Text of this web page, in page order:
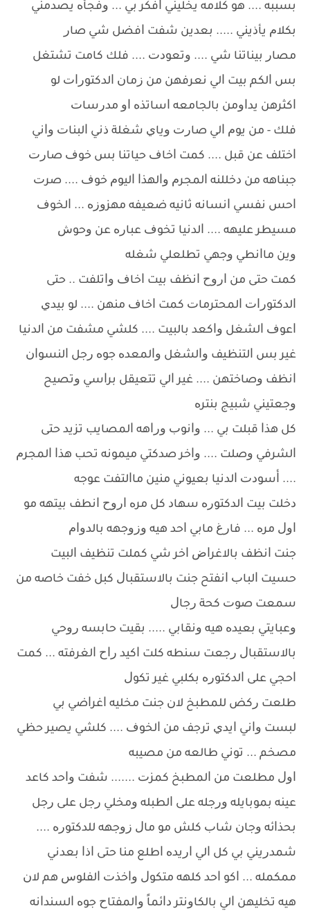
ﺑﺴﺒﺒﻪ .... ﻫﻮ ﻛﻼﻣﻪ ﻳﺨﻠﻴﻨﻲ ﺍﻓﻜﺮ ﺑﻲ ... ﻭﻓﺠﺄﻩ ﻳﺼﺪﻣﻨﻲ
ﺑﻜﻼﻡ ﻳﺄﺫﻳﻨﻲ ..... ﺑﻌﺪﻳﻦ ﺷﻔﺖ ﺍﻓﻀﻞ ﺷﻲ ﺻﺎﺭ
ﻣﺼﺎﺭ ﺑﻴﻨﺎﺗﻨﺎ ﺷﻲ .... ﻭﺗﻌﻮﺩﺕ .... ﻓﻠﻚ ﻛﺎﻣﺖ ﺗﺸﺘﻐﻞ
ﺑﺲ ﺍﻟﻜﻢ ﺑﻴﺖ ﺍﻟﻲ ﻧﻌﺮﻓﻬﻦ ﻣﻦ ﺯﻣﺎﻥ ﺍﻟﺪﻛﺘﻮﺭﺍﺕ ﻟﻮ
ﺍﻛﺜﺮﻫﻦ ﻳﺪﺍﻭﻣﻦ ﺑﺎﻟﺠﺎﻣﻌﻪ ﺍﺳﺎﺗﺬﻩ ﺍﻭ ﻣﺪﺭﺳﺎﺕ
ﻓﻠﻚ - ﻣﻦ ﻳﻮﻡ ﺍﻟﻲ ﺻﺎﺭﺕ ﻭﻳﺎﻱ ﺷﻐﻠﺔ ﺫﻧﻲ ﺍﻟﺒﻨﺎﺕ ﻭﺍﻧﻲ
ﺍﺧﺘﻠﻒ ﻋﻦ ﻗﺒﻞ .... ﻛﻤﺖ ﺍﺧﺎﻑ ﺣﻴﺎﺗﻨﺎ ﺑﺲ ﺧﻮﻑ ﺻﺎﺭﺕ
ﺟﺒﻨﺎﻫﻪ ﻣﻦ ﺩﺧﻠﻠﻨﻪ ﺍﻟﻤﺠﺮﻡ ﻭﺍﻟﻬﺬﺍ ﺍﻟﻴﻮﻡ ﺧﻮﻑ .... ﺻﺮﺕ
ﺍﺣﺲ ﻧﻔﺴﻲ ﺍﻧﺴﺎﻧﻪ ﺛﺎﻧﻴﻪ ﺿﻌﻴﻔﻪ ﻣﻬﺰﻭﺯﻩ ... ﺍﻟﺨﻮﻑ
ﻣﺴﻴﻄﺮ ﻋﻠﻴﻬﻪ .... ﺍﻟﺪﻧﻴﺎ ﺗﺨﻮﻑ ﻋﺒﺎﺭﻩ ﻋﻦ ﻭﺣﻮﺵ
ﻭﻳﻦ ﻣﺎﺍﻧﻄﻲ ﻭﺟﻬﻲ ﺗﻄﻠﻌﻠﻲ ﺷﻐﻠﻪ
ﻛﻤﺖ ﺣﺘﻰ ﻣﻦ ﺍﺭﻭﺡ ﺍﻧﻈﻒ ﺑﻴﺖ ﺍﺧﺎﻑ ﻭﺍﺗﻠﻔﺖ .. ﺣﺘﻰ
ﺍﻟﺪﻛﺘﻮﺭﺍﺕ ﺍﻟﻤﺤﺘﺮﻣﺎﺕ ﻛﻤﺖ ﺍﺧﺎﻑ ﻣﻨﻬﻦ .... ﻟﻮ ﺑﻴﺪﻱ
ﺍﻋﻮﻑ ﺍﻟﺸﻐﻞ ﻭﺍﻛﻌﺪ ﺑﺎﻟﺒﻴﺖ .... ﻛﻠﺸﻲ ﻣﺸﻔﺖ ﻣﻦ ﺍﻟﺪﻧﻴﺎ
ﻏﻴﺮ ﺑﺲ ﺍﻟﺘﻨﻈﻴﻒ ﻭﺍﻟﺸﻐﻞ ﻭﺍﻟﻤﻌﺪﻩ ﺟﻮﻩ ﺭﺟﻞ ﺍﻟﻨﺴﻮﺍﻥ
ﺍﻧﻈﻒ ﻭﺻﺎﺧﺘﻬﻦ .... ﻏﻴﺮ ﺍﻟﻲ ﺗﺘﻌﻴﻘﻞ ﺑﺮﺍﺳﻲ ﻭﺗﺼﻴﺢ
ﻭﺟﻌﺘﻴﻨﻲ ﺷﺒﻴﺞ ﺑﻨﺘﺮﻩ
ﻛﻞ ﻫﺬﺍ ﻗﺒﻠﺖ ﺑﻲ ... ﻭﺍﻧﻮﺏ ﻭﺭﺍﻫﻪ ﺍﻟﻤﺼﺎﻳﺐ ﺗﺰﻳﺪ ﺣﺘﻰ
ﺍﻟﺸﺮﻓﻲ ﻭﺻﻠﺖ .... ﻭﺍﺧﺮ ﺻﺪﻛﺘﻲ ﻣﻴﻤﻮﻧﻪ ﺗﺤﺐ ﻫﺬﺍ ﺍﻟﻤﺠﺮﻡ
.... ﺃﺳﻮﺩﺕ ﺍﻟﺪﻧﻴﺎ ﺑﻌﻴﻮﻧﻲ ﻣﻨﻴﻦ ﻣﺎﺍﻟﺘﻔﺖ ﻋﻮﺟﻪ
ﺩﺧﻠﺖ ﺑﻴﺖ ﺍﻟﺪﻛﺘﻮﺭﻩ ﺳﻬﺎﺩ ﻛﻞ ﻣﺮﻩ ﺍﺭﻭﺡ ﺍﻧﻄﻒ ﺑﻴﺘﻬﻪ ﻣﻮ
ﺍﻭﻝ ﻣﺮﻩ ... ﻓﺎﺭﻍ ﻣﺎﺑﻲ ﺍﺣﺪ ﻫﻴﻪ ﻭﺯﻭﺟﻬﻪ ﺑﺎﻟﺪﻭﺍﻡ
ﺟﻨﺖ ﺍﻧﻈﻒ ﺑﺎﻻﻏﺮﺍﺽ ﺍﺧﺮ ﺷﻲ ﻛﻤﻠﺖ ﺗﻨﻈﻴﻒ ﺍﻟﺒﻴﺖ
ﺣﺴﻴﺖ ﺍﻟﺒﺎﺏ ﺍﻧﻔﺘﺢ ﺟﻨﺖ ﺑﺎﻻﺳﺘﻘﺒﺎﻝ ﻛﺒﻞ ﺧﻔﺖ ﺧﺎﺻﻪ ﻣﻦ
ﺳﻤﻌﺖ ﺻﻮﺕ ﻛﺤﺔ ﺭﺟﺎﻝ
ﻭﻋﺒﺎﻳﺘﻲ ﺑﻌﻴﺪﻩ ﻫﻴﻪ ﻭﻧﻘﺎﺑﻲ ..... ﺑﻘﻴﺖ ﺣﺎﺑﺴﻪ ﺭﻭﺣﻲ
ﺑﺎﻻﺳﺘﻘﺒﺎﻝ ﺭﺟﻌﺖ ﺳﻨﻄﻪ ﻛﻠﺖ ﺍﻛﻴﺪ ﺭﺍﺡ ﺍﻟﻐﺮﻓﺘﻪ ... ﻛﻤﺖ
ﺍﺣﺠﻲ ﻋﻠﻰ ﺍﻟﺪﻛﺘﻮﺭﻩ ﺑﻜﻠﺒﻲ ﻏﻴﺮ ﺗﻜﻮﻝ
ﻃﻠﻌﺖ ﺭﻛﺾ ﻟﻠﻤﻄﺒﺦ ﻻﻥ ﺟﻨﺖ ﻣﺨﻠﻴﻪ ﺍﻏﺮﺍﺿﻲ ﺑﻲ
ﻟﺒﺴﺖ ﻭﺍﻧﻲ ﺍﻳﺪﻱ ﺗﺮﺟﻒ ﻣﻦ ﺍﻟﺨﻮﻑ .... ﻛﻠﺸﻲ ﻳﺼﻴﺮ ﺣﻈﻲ
ﻣﺼﺨﻢ ... ﺗﻮﻧﻲ ﻃﺎﻟﻌﻪ ﻣﻦ ﻣﺼﻴﺒﻪ
ﺍﻭﻝ ﻣﻄﻠﻌﺖ ﻣﻦ ﺍﻟﻤﻄﺒﺦ ﻛﻤﺰﺕ ....... ﺷﻔﺖ ﻭﺍﺣﺪ ﻛﺎﻋﺪ
ﻋﻴﻨﻪ ﺑﻤﻮﺑﺎﻳﻠﻪ ﻭﺭﺟﻠﻪ ﻋﻠﻰ ﺍﻟﻄﺒﻠﻪ ﻭﻣﺨﻠﻲ ﺭﺟﻞ ﻋﻠﻰ ﺭﺟﻞ
ﺑﺤﺬﺍﺋﻪ ﻭﺟﺎﻥ ﺷﺎﺏ ﻛﻠﺶ ﻣﻮ ﻣﺎﻝ ﺯﻭﺟﻬﻪ ﻟﻠﺪﻛﺘﻮﺭﻩ ....
ﺷﻤﺪﺭﻳﻨﻲ ﺑﻲ ﻛﻞ ﺍﻟﻲ ﺍﺭﻳﺪﻩ ﺍﻃﻠﻊ ﻣﻨﺎ ﺣﺘﻰ ﺍﺫﺍ ﺑﻌﺪﻧﻲ
ﻣﻤﻜﻤﻠﻪ ... ﺍﻛﻮ ﺍﺣﺪ ﻛﻠﻬﻪ ﻣﺘﻜﻮﻝ ﻭﺍﺧﺬﺕ ﺍﻟﻔﻠﻮﺱ ﻫﻢ ﻻﻥ
ﻫﻴﻪ ﺗﺨﻠﻴﻬﻦ ﺍﻟﻲ ﺑﺎﻟﻜﺎﻭﻧﺘﺮ ﺩﺍﺋﻤﺎً ﻭﺍﻟﻤﻔﺘﺎﺡ ﺟﻮﻩ ﺍﻟﺴﻨﺪﺍﻧﻪ